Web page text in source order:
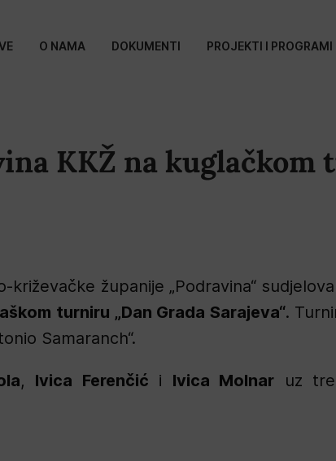
O NAMA DOKUMENTI PROJEKTI I PROGRAMI
KKŽ na
županije „Podravina“
turniru „Dan Grada Sarajeva“.
Samaranch“.
, Ivica Ferenčić i Ivica Molnar uz